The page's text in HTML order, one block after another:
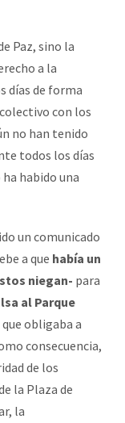
Paz, sino la
a la
días de forma
con los
no han tenido
todos los días
habido una
un comunicado
a que había un
niegan- para
al Parque
obligaba a
consecuencia,
de los
la Plaza de
la